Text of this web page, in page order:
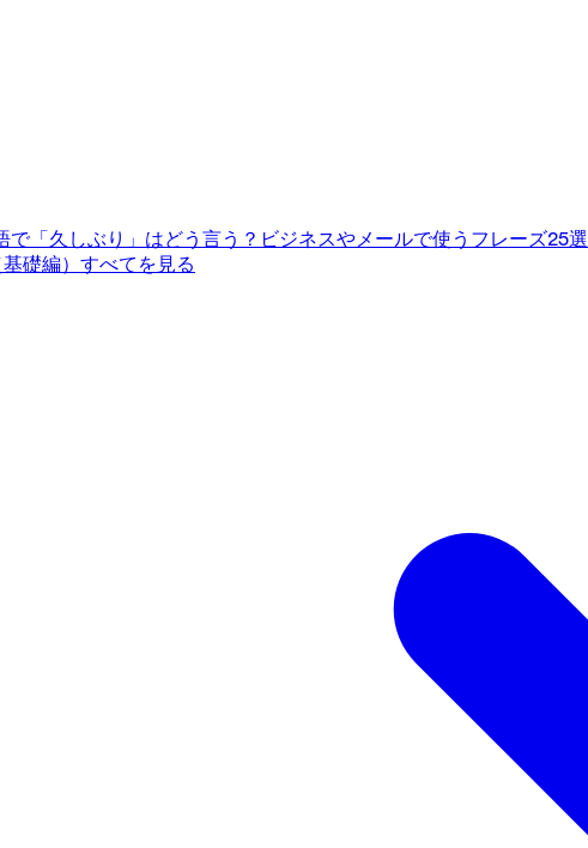
で「久しぶり」はどう言う？ビジネスやメールで使うフレーズ25選
礎編） すべてを見る